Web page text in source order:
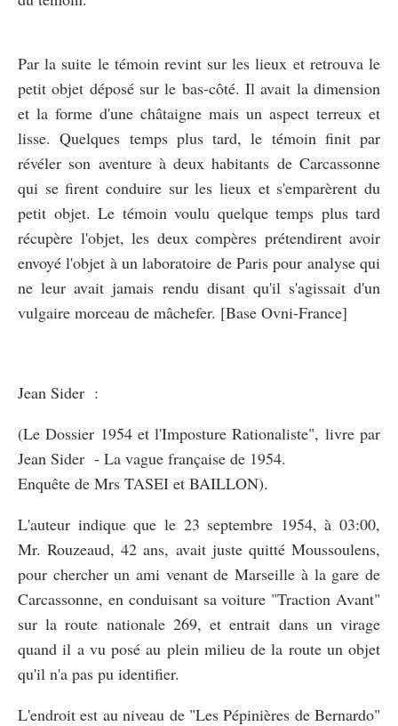
Par la suite le témoin revint sur les lieux et retrouva le
petit objet déposé sur le bas-côté. Il avait la dimension
et la forme d'une châtaigne mais un aspect terreux et
lisse. Quelques temps plus tard, le témoin finit par
révéler son aventure à deux habitants de Carcassonne
qui se firent conduire sur les lieux et s'emparèrent du
petit objet. Le témoin voulu quelque temps plus tard
récupère l'objet, les deux compères prétendirent avoir
envoyé l'objet à un laboratoire de Paris pour analyse qui
ne leur avait jamais rendu disant qu'il s'agissait d'un
vulgaire morceau de mâchefer. [Base Ovni-France]
Jean Sider :
(Le Dossier 1954 et l'Imposture Rationaliste", livre par
Jean Sider - La vague française de 1954.
Enquête de Mrs TASEI et BAILLON).
L'auteur indique que le 23 septembre 1954, à 03:00,
Mr. Rouzeaud, 42 ans, avait juste quitté Moussoulens,
pour chercher un ami venant de Marseille à la gare de
Carcassonne, en conduisant sa voiture "Traction Avant"
sur la route nationale 269, et entrait dans un virage
quand il a vu posé au plein milieu de la route un objet
qu'il n'a pas pu identifier.
L'endroit est au niveau de "Les Pépinières de Bernardo"